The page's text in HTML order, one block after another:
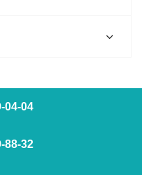
04-04
88-32